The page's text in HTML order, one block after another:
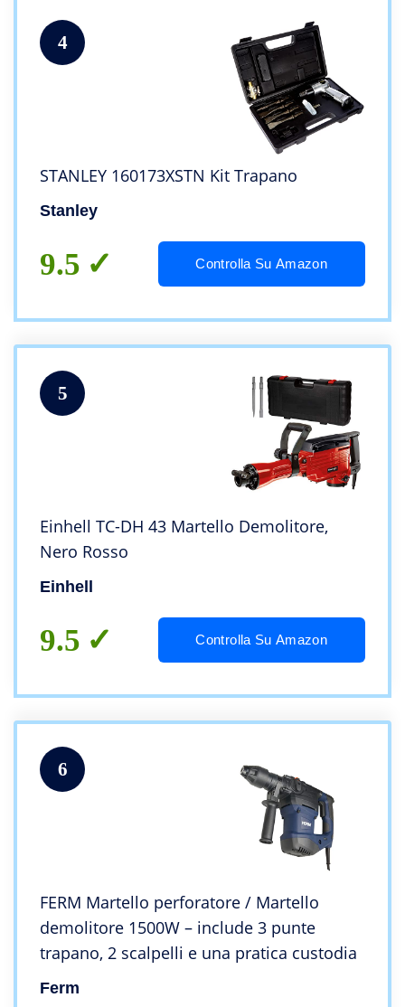
4
STANLEY 160173XSTN Kit Trapano
Stanley
9.5 Controlla Su Amazon
5
Einhell TC-DH 43 Martello Demolitore,
Nero Rosso
Einhell
9.5 Controlla Su Amazon
6
FERM Martello perforatore / Martello
demolitore 1500W – include 3 punte
trapano, 2 scalpelli e una pratica custodia
Ferm